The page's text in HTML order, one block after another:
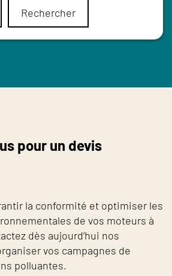
Rechercher
pour un devis
la conformité et optimiser les
de vos moteurs à
dès aujourd’hui nos
vos campagnes de
polluantes.